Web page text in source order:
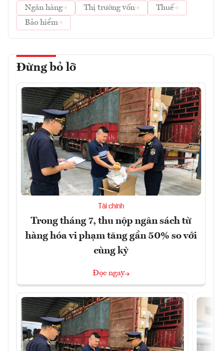
Ngân hàng
Thị trường vốn
Thuế
Bảo hiểm
Đừng bỏ lỡ
Tài chính
Trong tháng 7, thu nộp ngân sách từ
hàng hóa vi phạm tăng gần 50% so với
cùng kỳ
Đọc ngay